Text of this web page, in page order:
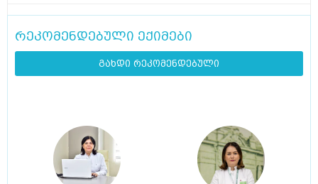
რეკომენდებული ექიმები
გახდი რეკომენდებული